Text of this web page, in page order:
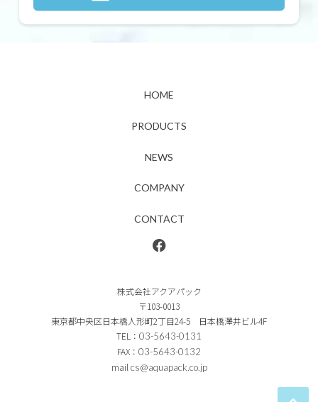
株式会社アクアパック
〒103-0013
東京都中央区日本橋人形町2丁目24-5 日本橋澤井ビル4F
TEL： 03-5643-0131
FAX： 03-5643-0132
mail cs@aquapack.co.jp
HOME
PRODUCTS
NEWS
COMPANY
CONTACT